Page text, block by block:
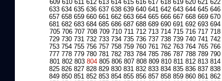
609 610 611 612 613 614 615 616 617 618 619 620 621 622
633 634 635 636 637 638 639 640 641 642 643 644 645 646
657 658 659 660 661 662 663 664 665 666 667 668 669 670
681 682 683 684 685 686 687 688 689 690 691 692 693 694
705 706 707 708 709 710 711 712 713 714 715 716 717 718
729 730 731 732 733 734 735 736 737 738 739 740 741 742
753 754 755 756 757 758 759 760 761 762 763 764 765 766
777 778 779 780 781 782 783 784 785 786 787 788 789 790
801 802 803 804 805 806 807 808 809 810 811 812 813 814
825 826 827 828 829 830 831 832 833 834 835 836 837 838
849 850 851 852 853 854 855 856 857 858 859 860 861 862